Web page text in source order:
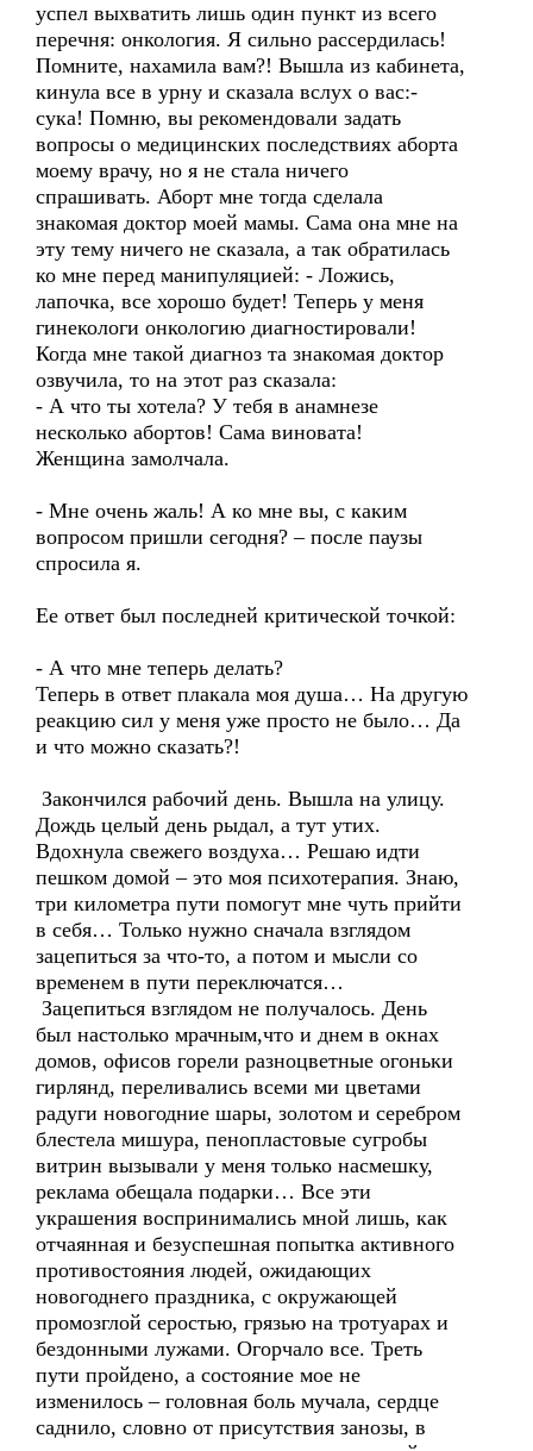
успел выхватить лишь один пункт из всего
перечня: онкология. Я сильно рассердилась!
Помните, нахамила вам?! Вышла из кабинета,
кинула все в урну и сказала вслух о вас:-
сука! Помню, вы рекомендовали задать
вопросы о медицинских последствиях аборта
моему врачу, но я не стала ничего
спрашивать. Аборт мне тогда сделала
знакомая доктор моей мамы. Сама она мне на
эту тему ничего не сказала, а так обратилась
ко мне перед манипуляцией: - Ложись,
лапочка, все хорошо будет! Теперь у меня
гинекологи онкологию диагностировали!
Когда мне такой диагноз та знакомая доктор
озвучила, то на этот раз сказала:
- А что ты хотела? У тебя в анамнезе
несколько абортов! Сама виновата!
Женщина замолчала.
- Мне очень жаль! А ко мне вы, с каким
вопросом пришли сегодня? – после паузы
спросила я.
Ее ответ был последней критической точкой:
- А что мне теперь делать?
Теперь в ответ плакала моя душа… На другую
реакцию сил у меня уже просто не было… Да
и что можно сказать?!
Закончился рабочий день. Вышла на улицу.
Дождь целый день рыдал, а тут утих.
Вдохнула свежего воздуха… Решаю идти
пешком домой – это моя психотерапия. Знаю,
три километра пути помогут мне чуть прийти
в себя… Только нужно сначала взглядом
зацепиться за что-то, а потом и мысли со
временем в пути переключатся…
Зацепиться взглядом не получалось. День
был настолько мрачным,что и днем в окнах
домов, офисов горели разноцветные огоньки
гирлянд, переливались всеми ми цветами
радуги новогодние шары, золотом и серебром
блестела мишура, пенопластовые сугробы
витрин вызывали у меня только насмешку,
реклама обещала подарки… Все эти
украшения воспринимались мной лишь, как
отчаянная и безуспешная попытка активного
противостояния людей, ожидающих
новогоднего праздника, с окружающей
промозглой серостью, грязью на тротуарах и
бездонными лужами. Огорчало все. Треть
пути пройдено, а состояние мое не
изменилось – головная боль мучала, сердце
саднило, словно от присутствия занозы, в